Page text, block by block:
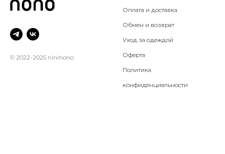
© 2022-2025 nininono
Оплата и доставка
Обмен и возврат
Уход за одеждой
Оферта
Политика
конфиденциальности